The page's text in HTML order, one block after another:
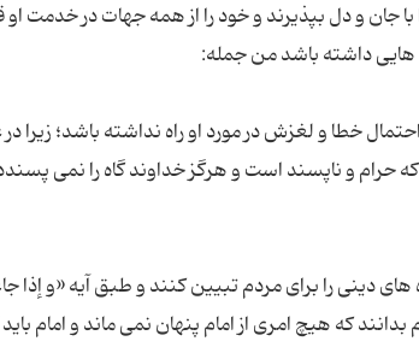
جان و دل بپذیرند و خود را از همه جهات در خدمت او
خطا و لغزش در مورد او راه نداشته باشد؛ زیرا در
و ناپسند است و هرگز خداوند گاه را نمی پسندد
دینی را برای مردم تبیین کنند و طبق آیه «و إذا
که هیچ امری از امام پنهان نمی ماند و امام